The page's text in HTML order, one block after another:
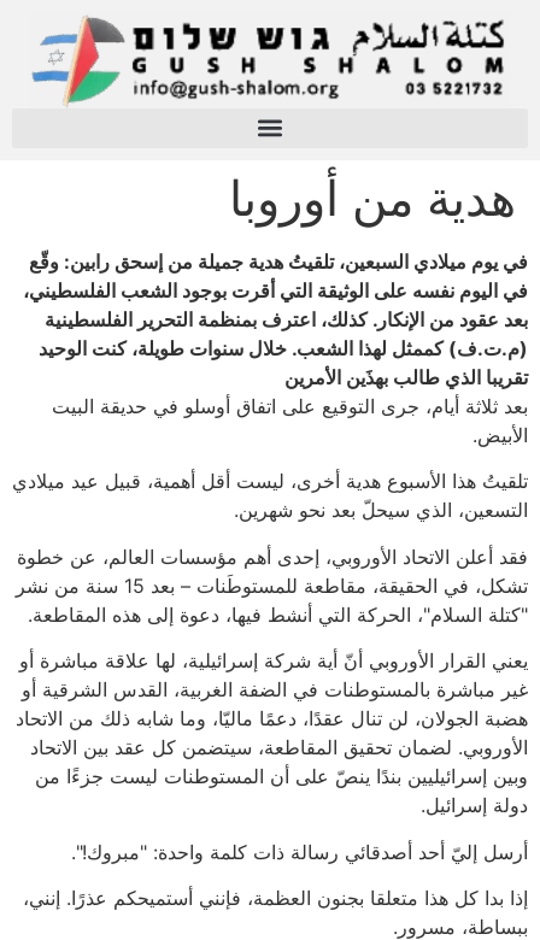
هدية من أوروبا
في يوم ميلادي السبعين، تلقيتُ هدية جميلة من إسحق رابين: وقّع
في اليوم نفسه على الوثيقة التي أقرت بوجود الشعب الفلسطيني،
بعد عقود من الإنكار. كذلك، اعترف بمنظمة التحرير الفلسطينية
(م.ت.ف) كممثل لهذا الشعب. خلال سنوات طويلة، كنت الوحيد
تقريبا الذي طالب بهذَين الأمرين
بعد ثلاثة أيام، جرى التوقيع على اتفاق أوسلو في حديقة البيت
الأبيض.
تلقيتُ هذا الأسبوع هدية أخرى، ليست أقل أهمية، قبيل عيد ميلادي
التسعين، الذي سيحلّ بعد نحو شهرين.
فقد أعلن الاتحاد الأوروبي، إحدى أهم مؤسسات العالم، عن خطوة
تشكل، في الحقيقة، مقاطعة للمستوطَنات – بعد 15 سنة من نشر
"كتلة السلام"، الحركة التي أنشط فيها، دعوة إلى هذه المقاطعة.
يعني القرار الأوروبي أنّ أية شركة إسرائيلية، لها علاقة مباشرة أو
غير مباشرة بالمستوطنات في الضفة الغربية، القدس الشرقية أو
هضبة الجولان، لن تنال عقدًا، دعمًا ماليّا، وما شابه ذلك من الاتحاد
الأوروبي. لضمان تحقيق المقاطعة، سيتضمن كل عقد بين الاتحاد
وبين إسرائيليين بندًا ينصّ على أن المستوطنات ليست جزءًا من
دولة إسرائيل.
أرسل إليّ أحد أصدقائي رسالة ذات كلمة واحدة: "مبروك!".
إذا بدا كل هذا متعلقا بجنون العظمة، فإنني أستميحكم عذرًا. إنني،
ببساطة، مسرور.